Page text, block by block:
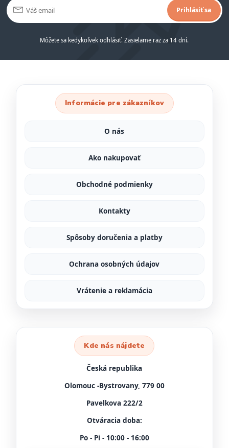
Prihlásiť sa
Môžete sa kedykoľvek odhlásiť. Zasielame raz za 14 dní.
Informácie pre zákazníkov
O nás
Ako nakupovať
Obchodné podmienky
Kontakty
Spôsoby doručenia a platby
Ochrana osobných údajov
Vrátenie a reklamácia
Kde nás nájdete
Česká republika
Olomouc -Bystrovany, 779 00
Pavelkova 222/2
Otváracia doba:
Po - Pi - 10:00 - 16:00